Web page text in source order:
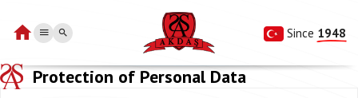
Since 1948
Protection of Personal Data